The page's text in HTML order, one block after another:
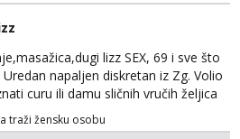
lizz SEX, 69 i sve što
Uredan napaljen diskretan iz Zg. Volio
curu ili damu sličnih vručih željica
ugodno i strastveno druženje.
imam, diskr max. A i mobilan 🚗 sam.
traži žensku osobu